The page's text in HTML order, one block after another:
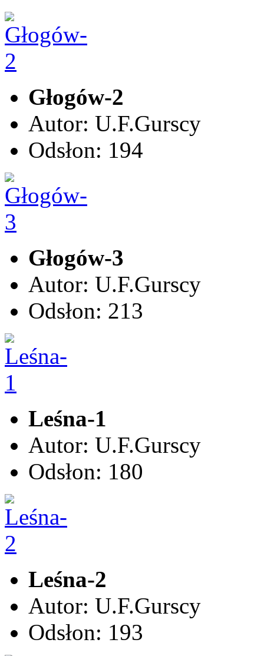
Głogów-2
Autor: U.F.Gurscy
Odsłon: 194
Głogów-3
Autor: U.F.Gurscy
Odsłon: 213
Leśna-1
Autor: U.F.Gurscy
Odsłon: 180
Leśna-2
Autor: U.F.Gurscy
Odsłon: 193